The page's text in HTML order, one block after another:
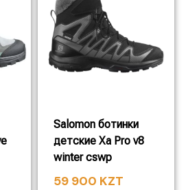
Salomon ботинки
детские Xa Pro v8
winter cswp
59 900 KZT